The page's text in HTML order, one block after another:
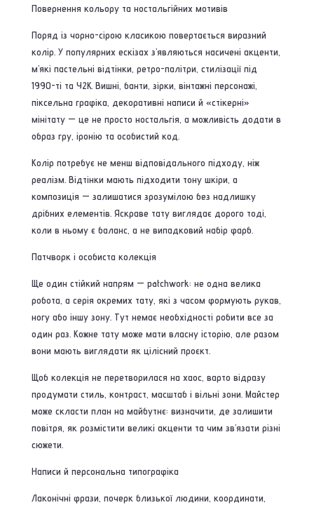
Повернення кольору та ностальгійних мотивів
Поряд із чорно-сірою класикою повертається виразний
колір. У популярних ескізах з’являються насичені акценти,
м’які пастельні відтінки, ретро-палітри, стилізації під
1990-ті та Y2K. Вишні, банти, зірки, вінтажні персонажі,
піксельна графіка, декоративні написи й «стікерні»
мінітату — це не просто ностальгія, а можливість додати в
образ гру, іронію та особистий код.
Колір потребує не менш відповідального підходу, ніж
реалізм. Відтінки мають підходити тону шкіри, а
композиція — залишатися зрозумілою без надлишку
дрібних елементів. Яскраве тату виглядає дорого тоді,
коли в ньому є баланс, а не випадковий набір фарб.
Патчворк і особиста колекція
Ще один стійкий напрям — patchwork: не одна велика
робота, а серія окремих тату, які з часом формують рукав,
ногу або іншу зону. Тут немає необхідності робити все за
один раз. Кожне тату може мати власну історію, але разом
вони мають виглядати як цілісний проєкт.
Щоб колекція не перетворилася на хаос, варто відразу
продумати стиль, контраст, масштаб і вільні зони. Майстер
може скласти план на майбутнє: визначити, де залишити
повітря, як розмістити великі акценти та чим зв’язати різні
сюжети.
Написи й персональна типографіка
Лаконічні фрази, почерк близької людини, координати,